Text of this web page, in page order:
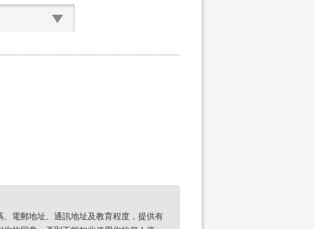
電郵地址、通訊地址及教育程度，提供有